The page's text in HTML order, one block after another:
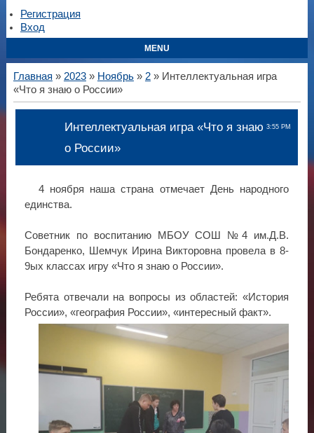
Регистрация
Вход
MENU
Главная » 2023 » Ноябрь » 2» Интеллектуальная игра
«Что я знаю о России»
3:55 PM
Интеллектуальная игра «Что я знаю
о России»
4 ноября наша страна отмечает День народного
единства.
Советник по воспитанию МБОУ СОШ №4 им.Д.В.
Бондаренко, Шемчук Ирина Викторовна провела в 8-
9ых классах игру «Что я знаю о России».
Ребята отвечали на вопросы из областей: «История
России», «география России», «интересный факт».